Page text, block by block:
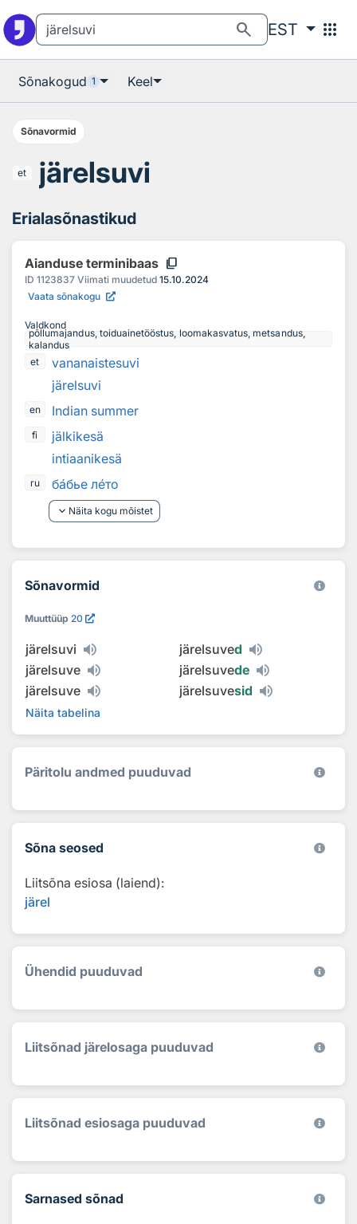
search EST apps
Sõnakogud 1 Keel
Sõnavormid
et järelsuvi
Erialasõnastikud
Aianduse terminibaas content_copy
ID 1123837 Viimati muudetud 15.10.2024
Vaata sõnakogu
Valdkond
põllumajandus, toiduainetööstus, loomakasvatus, metsandus,
kalandus
et
vananaistesuvi
järelsuvi
en Indian summer
fi
jälkikesä
intiaanikesä
ru бабье лето
keyboard_arrow_down Näita kogu mõistet
Sõnavormid
Muuttüüp 20
järelsuvi järelsuved
järelsuve
järelsuvede
järelsuve
järelsuvesid
Näita tabelina
Päritolu andmed puuduvad
Sõna seosed
Liitsõna esiosa (laiend):
järel
Ühendid puuduvad
Liitsõnad järelosaga puuduvad
Liitsõnad esiosaga puuduvad
Sarnased sõnad